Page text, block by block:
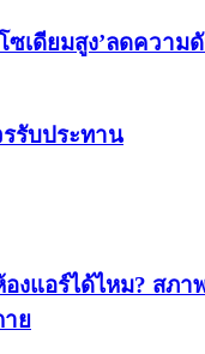
ซเดียมสูง’ลดความ
รับประทาน
งแอร์ได้ไหม? สภา
าย